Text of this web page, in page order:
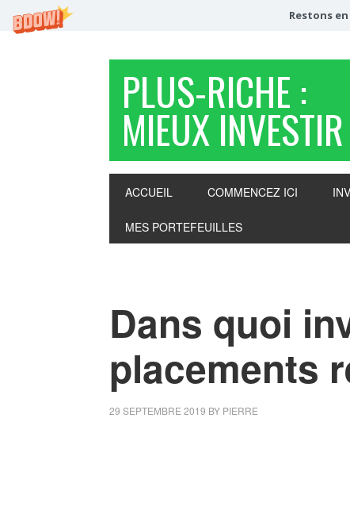
Restons
PLUS-RICHE :
MIEUX INVESTIR
ACCUEIL COMMENCEZ ICI
MES PORTEFEUILLES
Dans quoi
placements
29 SEPTEMBRE 2019 BY PIERRE